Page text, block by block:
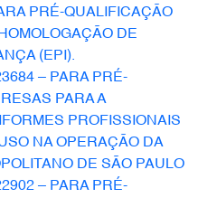
PRÉ-QUALIFICAÇÃO
DE
(EPI).
– PARA PRÉ-
PARA A
PROFISSIONAIS
NA OPERAÇÃO DA
DE SÃO PAULO
– PARA PRÉ-